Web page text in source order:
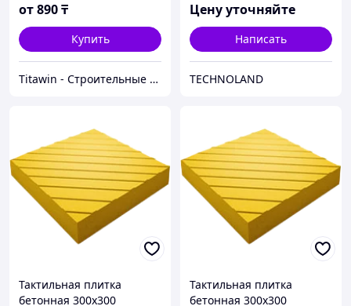
от890₸
Купить
Titawin - Строительные материалы и оборудование
Цену уточняйте
Написать
TECHNOLAND
Тактильная плитка
бетонная 300х300
Тактильная плитка
бетонная 300х300